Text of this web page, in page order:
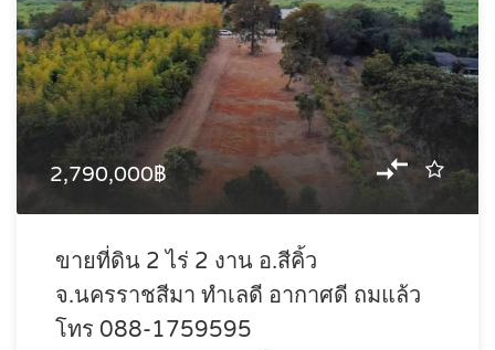
2,790,000฿
ขายที่ดิน 2 ไร่ 2 งาน อ.สีคิ้ว
จ.นครราชสีมา ทำเลดี อากาศดี ถมแล้ว
โทร 088-1759595